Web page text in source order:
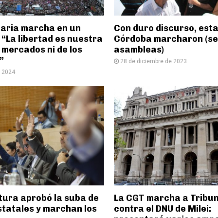
marcha en un
“La libertad es nuestra
mercados ni de los
2024
Con duro discurso,
Córdoba marcharon
asambleas)
28 de diciembre de 2023
aprobó la suba de
y marchan los
La CGT marcha a
contra el DNU de Milei: